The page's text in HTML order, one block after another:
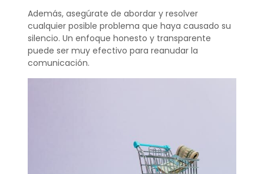
Además, asegúrate de abordar y resolver
cualquier posible problema que haya causado su
silencio. Un enfoque honesto y transparente
puede ser muy efectivo para reanudar la
comunicación.